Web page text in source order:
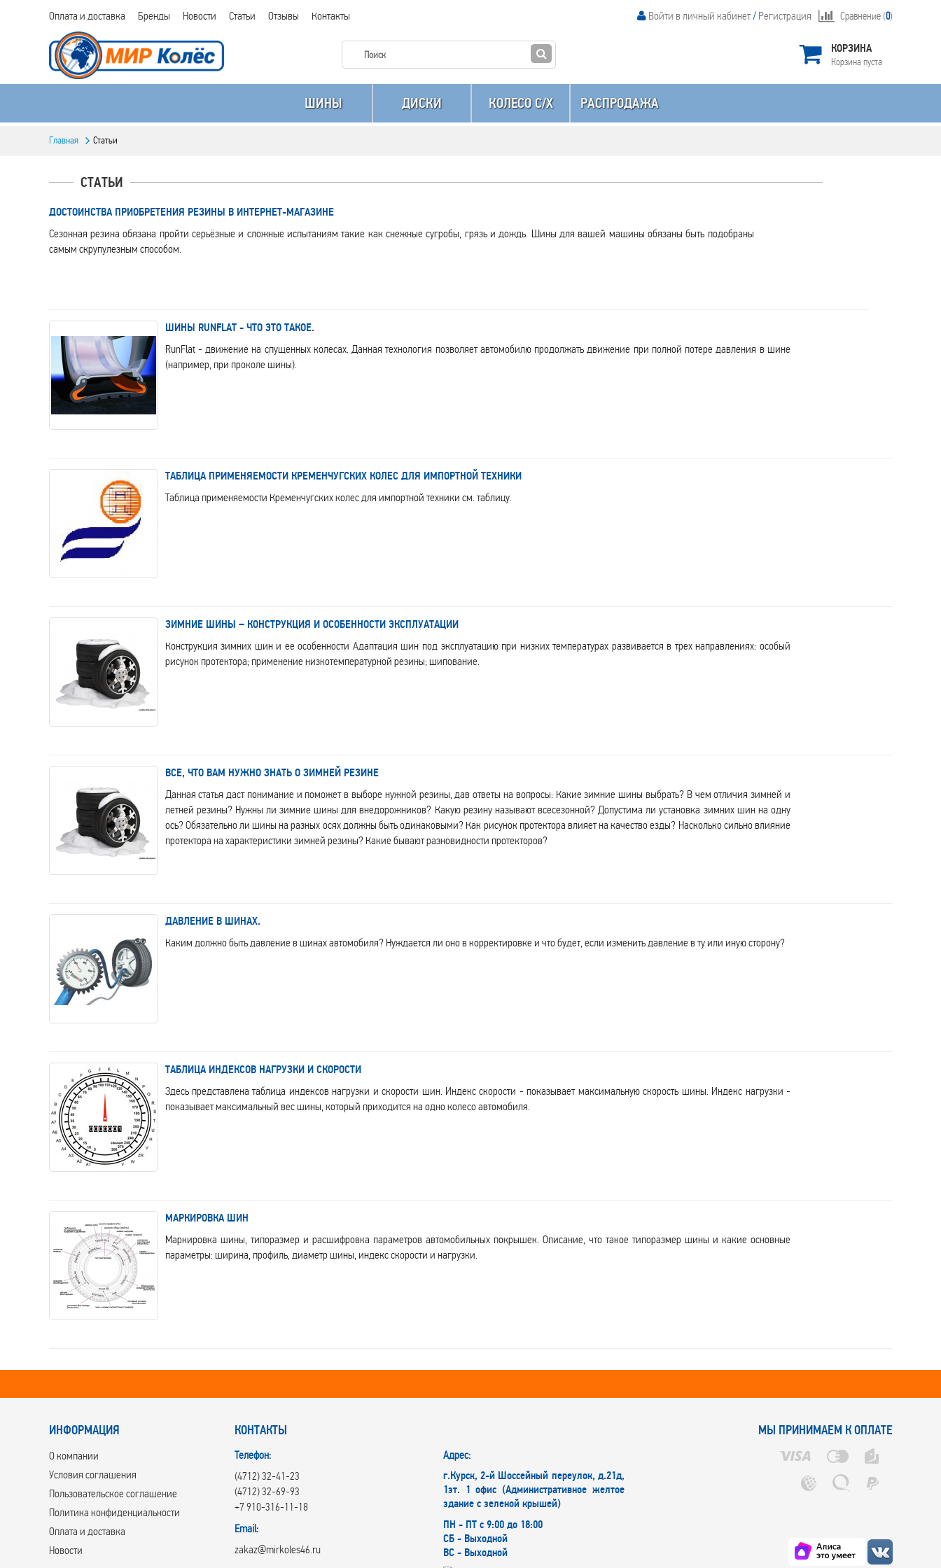
Оплата и доставка Бренды Новости Статьи Отзывы Контакты Сравнение (0)
Войти в личный кабинет/ Регистрация
КОРЗИНА
Корзина пуста
ШИНЫ ДИСКИ КОЛЕСО C/X РАСПРОДАЖА
Главная Статьи
СТАТЬИ
ДОСТОИНСТВА ПРИОБРЕТЕНИЯ РЕЗИНЫ В ИНТЕРНЕТ-МАГАЗИНЕ
Сезонная резина обязана пройти серьёзные и сложные испытаниям такие как снежные сугробы, грязь и дождь. Шины для вашей машины обязаны быть подобраны
самым скрупулезным способом.
ШИНЫ RUNFLAT - ЧТО ЭТО ТАКОЕ.
RunFlat - движение на спущенных колесах. Данная технология позволяет автомобилю продолжать движение при полной потере давления в шине
(например, при проколе шины).
ТАБЛИЦА ПРИМЕНЯЕМОСТИ КРЕМЕНЧУГСКИХ КОЛЕС ДЛЯ ИМПОРТНОЙ ТЕХНИКИ
Таблица применяемости Кременчугских колес для импортной техники см. таблицу.
ЗИМНИЕ ШИНЫ – КОНСТРУКЦИЯ И ОСОБЕННОСТИ ЭКСПЛУАТАЦИИ
Конструкция зимних шин и ее особенности Адаптация шин под эксплуатацию при низких температурах развивается в трех направлениях: особый
рисунок протектора; применение низкотемпературной резины; шипование.
ВСЕ, ЧТО ВАМ НУЖНО ЗНАТЬ О ЗИМНЕЙ РЕЗИНЕ
Данная статья даст понимание и поможет в выборе нужной резины, дав ответы на вопросы: Какие зимние шины выбрать? В чем отличия зимней и
летней резины? Нужны ли зимние шины для внедорожников? Какую резину называют всесезонной? Допустима ли установка зимних шин на одну
ось? Обязательно ли шины на разных осях должны быть одинаковыми? Как рисунок протектора влияет на качество езды? Насколько сильно влияние
протектора на характеристики зимней резины? Какие бывают разновидности протекторов?
ДАВЛЕНИЕ В ШИНАХ.
Каким должно быть давление в шинах автомобиля? Нуждается ли оно в корректировке и что будет, если изменить давление в ту или иную сторону?
ТАБЛИЦА ИНДЕКСОВ НАГРУЗКИ И СКОРОСТИ
Здесь представлена таблица индексов нагрузки и скорости шин. Индекс скорости - показывает максимальную скорость шины. Индекс нагрузки -
показывает максимальный вес шины, который приходится на одно колесо автомобиля.
МАРКИРОВКА ШИН
Маркировка шины, типоразмер и расшифровка параметров автомобильных покрышек. Описание, что такое типоразмер шины и какие основные
параметры: ширина, профиль, диаметр шины, индекс скорости и нагрузки.
ИНФОРМАЦИЯ
О компании
Условия соглашения
Пользовательское соглашение
Политика конфиденциальности
Оплата и доставка
Новости
МЫ ПРИНИМАЕМ К ОПЛАТЕ
КОНТАКТЫ
Телефон:
(4712) 32-41-23
(4712) 32-69-93
+7 910-316-11-18
Email:
zakaz@mirkoles46.ru
Адрес:
г.Курск, 2-й Шоссейный переулок, д.21д,
1эт. 1 офис (Административное желтое
здание с зеленой крышей)
ПН - ПТ с 9:00 до 18:00
СБ - Выходной
ВС - Выходной